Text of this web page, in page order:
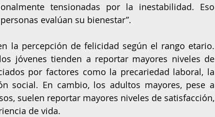
tensionadas por la inestabilidad. Eso
evalúan su bienestar”.
la percepción de felicidad según el rango etario.
jóvenes tienden a reportar mayores niveles de
por factores como la precariedad laboral, la
social. En cambio, los adultos mayores, pese a
suelen reportar mayores niveles de satisfacción,
de vida.